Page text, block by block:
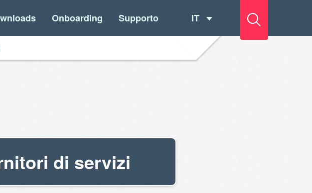
Onboarding Supporto IT
di servizi